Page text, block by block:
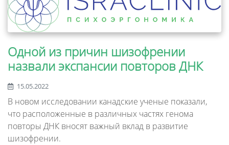
Одной из причин шизофрении
назвали экспансии повторов ДНК
15.05.2022
В новом исследовании канадские ученые показали,
что расположенные в различных частях генома
повторы ДНК вносят важный вклад в развитие
шизофрении.